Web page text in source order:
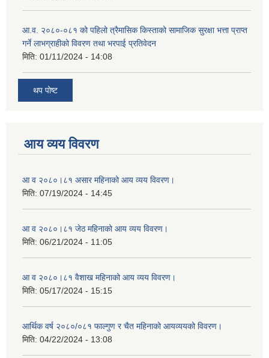
आ.व. २०८०-०८१ को पहिलो त्रैमासिक किस्ताको सामाजिक सुरक्षा भत्ता प्राप्त
गर्ने लाभग्राहीको विवरण तथा भरपाई प्रतिवेदन
मिति: 01/11/2024 - 14:08
थप पोष्ट
आय व्यय विवरण
आ व २०८०।८१ असार महिनाको आय व्यय विवरण।
मिति: 07/19/2024 - 14:45
आ व २०८०।८१ जेठ महिनाको आय व्यय विवरण।
मिति: 06/21/2024 - 11:05
आ व २०८०।८१ वैशाख महिनाको आय व्यय विवरण।
मिति: 05/17/2024 - 15:15
आर्थिक वर्ष २०८०/०८१ फाल्गुण र चैत महिनाको आयव्ययको विवरण।
मिति: 04/22/2024 - 13:08